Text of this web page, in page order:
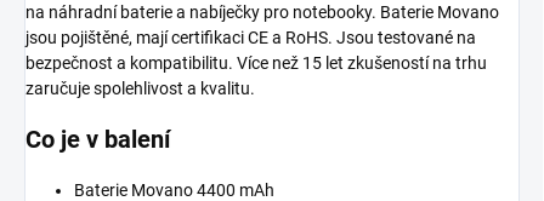
na náhradní baterie a nabíječky pro notebooky. Baterie Movano
jsou pojištěné, mají certifikaci CE a RoHS. Jsou testované na
bezpečnost a kompatibilitu. Více než 15 let zkušeností na trhu
zaručuje spolehlivost a kvalitu.
Co je v balení
Baterie Movano 4400 mAh